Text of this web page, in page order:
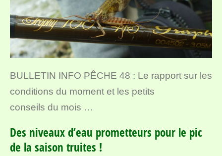
BULLETIN INFO PÊCHE 48 : Le rapport sur les
conditions du moment et les petits
conseils du mois …
Des niveaux d’eau prometteurs pour le pic
de la saison truites !